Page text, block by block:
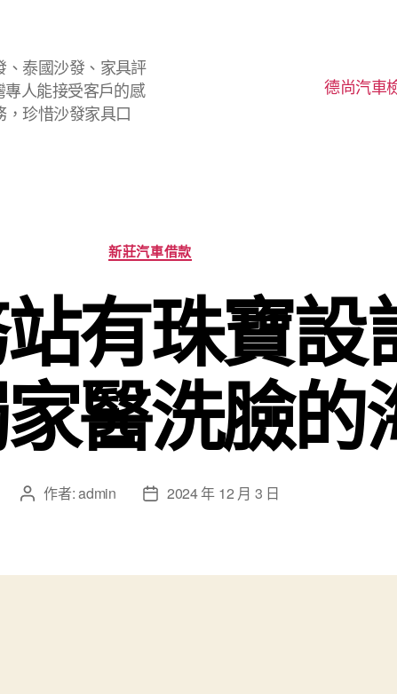
、泰國沙發、家具評
人能接受客戶的感
珍惜沙發家具口
德尚汽車
分
類
新莊汽車借款
有珠寶設
醫洗臉的
文 作者:admin
文
日
2024 年 12 月 3 日